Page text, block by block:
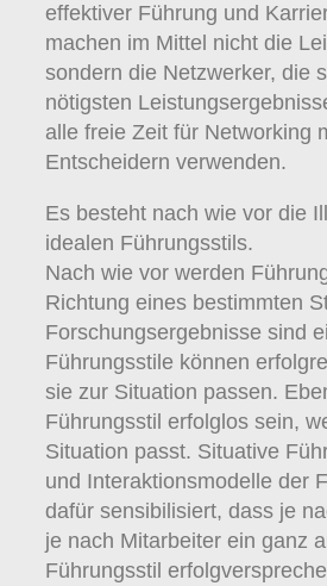
effektiver Führung und
machen im Mittel nicht die
sondern die Netzwerker, die
nötigsten
alle freie Zeit für Networking
Entscheidern verwenden.
Es besteht nach wie vor die
idealen Führungsstils.
Nach wie vor werden
Richtung eines bestimmten
Forschungsergebnisse sind
Führungsstile können
sie zur Situation passen.
Führungsstil erfolglos sein,
Situation passt. Situative
und Interaktionsmodelle der
dafür sensibilisiert, dass je
je nach Mitarbeiter ein ganz
Führungsstil